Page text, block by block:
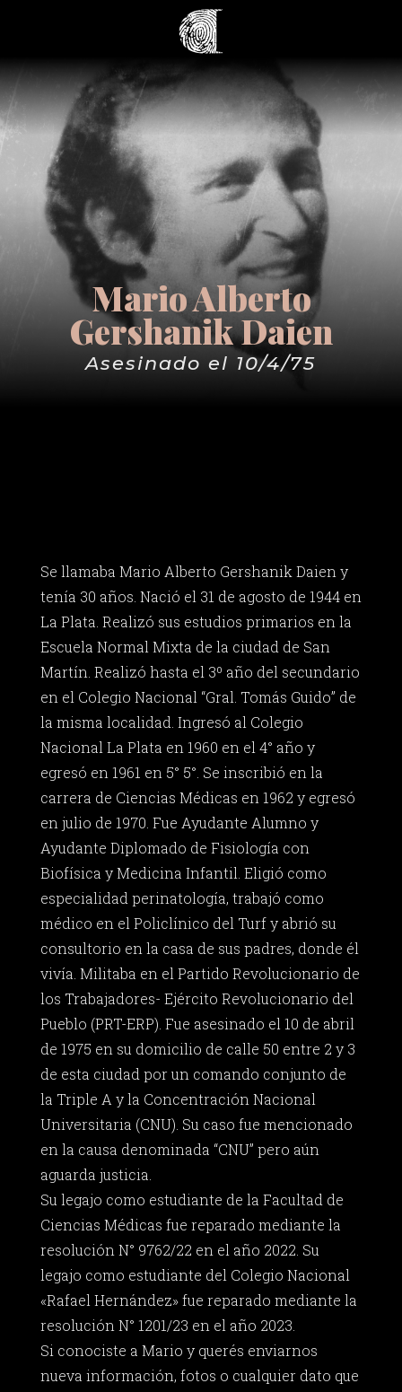
Mario Alberto
Gershanik Daien
Asesinado el 10/4/75
Se llamaba Mario Alberto Gershanik Daien y
tenía 30 años. Nació el 31 de agosto de 1944 en
La Plata. Realizó sus estudios primarios en la
Escuela Normal Mixta de la ciudad de San
Martín. Realizó hasta el 3º año del secundario
en el Colegio Nacional “Gral. Tomás Guido” de
la misma localidad. Ingresó al Colegio
Nacional La Plata en 1960 en el 4° año y
egresó en 1961 en 5° 5°. Se inscribió en la
carrera de Ciencias Médicas en 1962 y egresó
en julio de 1970. Fue Ayudante Alumno y
Ayudante Diplomado de Fisiología con
Biofísica y Medicina Infantil. Eligió como
especialidad perinatología, trabajó como
médico en el Policlínico del Turf y abrió su
consultorio en la casa de sus padres, donde él
vivía. Militaba en el Partido Revolucionario de
los Trabajadores- Ejército Revolucionario del
Pueblo (PRT-ERP). Fue asesinado el 10 de abril
de 1975 en su domicilio de calle 50 entre 2 y 3
de esta ciudad por un comando conjunto de
la Triple A y la Concentración Nacional
Universitaria (CNU). Su caso fue mencionado
en la causa denominada “CNU” pero aún
aguarda justicia.
Su legajo como estudiante de la Facultad de
Ciencias Médicas fue reparado mediante la
resolución N° 9762/22 en el año 2022. Su
legajo como estudiante del Colegio Nacional
«Rafael Hernández» fue reparado mediante la
resolución N° 1201/23 en el año 2023.
Si conociste a Mario y querés enviarnos
nueva información, fotos o cualquier dato que